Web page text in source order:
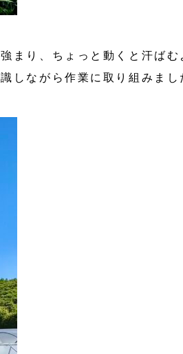
まり、ちょっと動くと汗ばむ
しながら作業に取り組みまし